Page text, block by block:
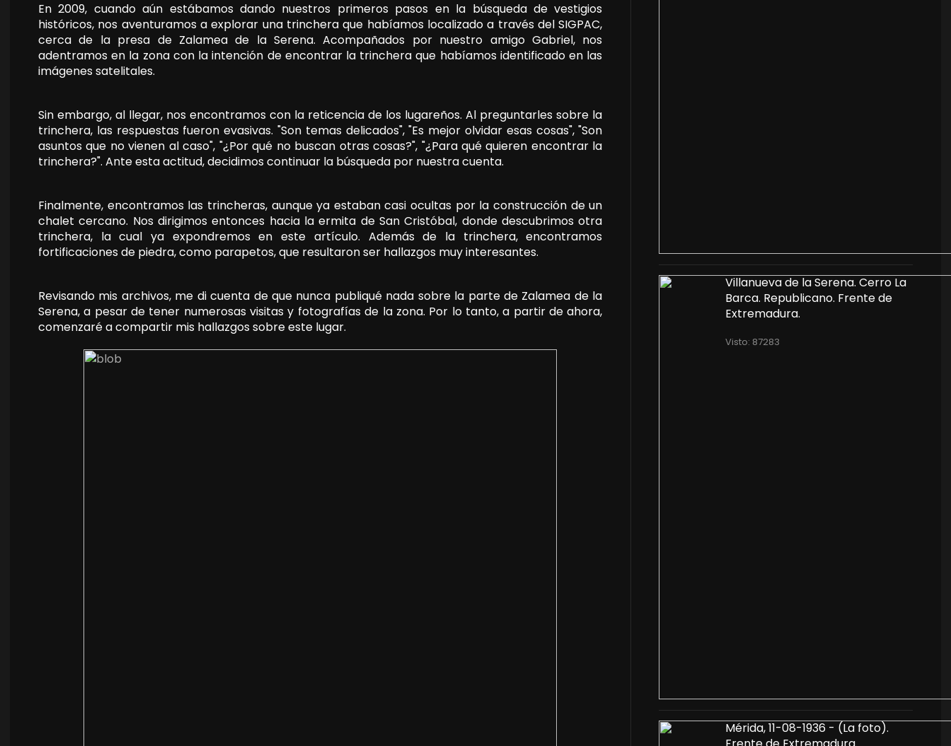
En 2009, cuando aún estábamos dando nuestros primeros pasos en la búsqueda de vestigios
históricos, nos aventuramos a explorar una trinchera que habíamos localizado a través del SIGPAC,
cerca de la presa de Zalamea de la Serena. Acompañados por nuestro amigo Gabriel, nos
adentramos en la zona con la intención de encontrar la trinchera que habíamos identificado en las
imágenes satelitales.
Sin embargo, al llegar, nos encontramos con la reticencia de los lugareños. Al preguntarles sobre la
trinchera, las respuestas fueron evasivas. "Son temas delicados", "Es mejor olvidar esas cosas", "Son
asuntos que no vienen al caso", "¿Por qué no buscan otras cosas?", "¿Para qué quieren encontrar la
trinchera?". Ante esta actitud, decidimos continuar la búsqueda por nuestra cuenta.
Finalmente, encontramos las trincheras, aunque ya estaban casi ocultas por la construcción de un
chalet cercano. Nos dirigimos entonces hacia la ermita de San Cristóbal, donde descubrimos otra
trinchera, la cual ya expondremos en este artículo. Además de la trinchera, encontramos
fortificaciones de piedra, como parapetos, que resultaron ser hallazgos muy interesantes.
Revisando mis archivos, me di cuenta de que nunca publiqué nada sobre la parte de Zalamea de la
Serena, a pesar de tener numerosas visitas y fotografías de la zona. Por lo tanto, a partir de ahora,
comenzaré a compartir mis hallazgos sobre este lugar.
Villanueva de la Serena. Cerro La
Barca. Republicano. Frente de
Extremadura.
Visto: 87283
Mérida, 11-08-1936 - (La foto).